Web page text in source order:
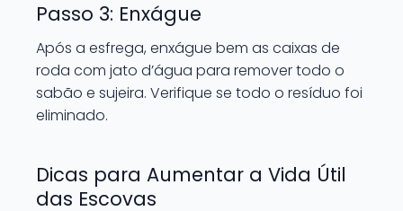
Passo 3: Enxágue
Após a esfrega, enxágue bem as caixas de
roda com jato d’água para remover todo o
sabão e sujeira. Verifique se todo o resíduo foi
eliminado.
Dicas para Aumentar a Vida Útil
das Escovas